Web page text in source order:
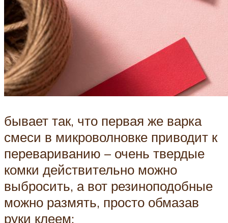
бывает так, что первая же варка
смеси в микроволновке приводит к
перевариванию – очень твердые
комки действительно можно
выбросить, а вот резиноподобные
можно размять, просто обмазав
руки клеем;